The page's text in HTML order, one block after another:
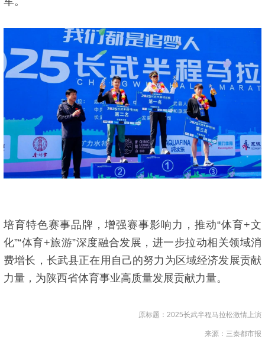
培育特色赛事品牌，增强赛事影响力，推动“体育+文
化”“体育+旅游”深度融合发展，进一步拉动相关领域消
费增长，长武县正在用自己的努力为区域经济发展贡献
力量，为陕西省体育事业高质量发展贡献力量。
原标题：2025长武半程马拉松激情上演
来源：三秦都市报